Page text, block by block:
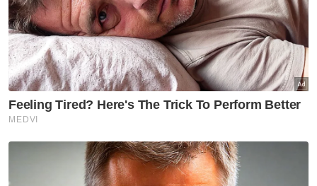
"Kerajaan akan terus memantau corak
penggunaan dan membuat penilaian semula
dari semasa ke semasa bagi memperkukuh
pelaksanaan dasar penyasaran subsidi